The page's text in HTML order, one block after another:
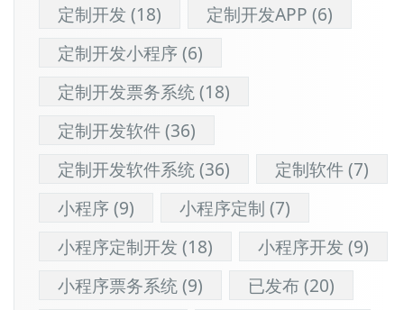
定制开发 (18) 定制开发APP (6)
定制开发小程序(6)
定制开发票务系统(18)
定制开发软件(36)
定制开发软件系统(36) 定制软件(7)
小程序(9) 小程序定制 (7)
小程序定制开发 (18) 小程序开发 (9)
小程序票务系统(9) 已发布(20)